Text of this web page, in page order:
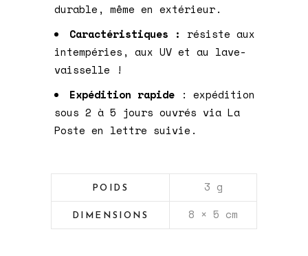
durable, même en extérieur.
Caractéristiques : résiste aux
intempéries, aux UV et au lave-
vaisselle !
Expédition rapide : expédition
sous 2 à 5 jours ouvrés via La
Poste en lettre suivie.
POIDS 3 g
DIMENSIONS 8 × 5 cm